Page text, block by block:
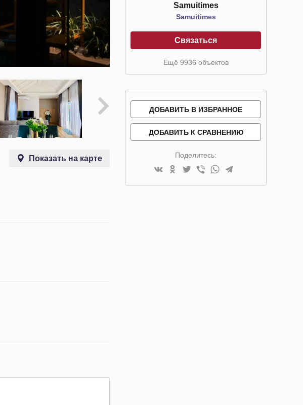
Показать на карте
Samuitimes
Samuitimes
Связаться
Ещё 9936 объектов
ДОБАВИТЬ В ИЗБРАННОЕ
ДОБАВИТЬ К СРАВНЕНИЮ
Поделитесь: